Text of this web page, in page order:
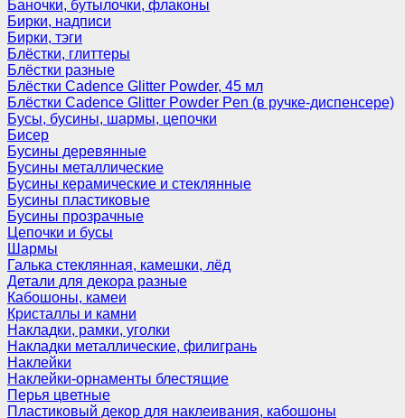
Баночки, бутылочки, флаконы
Бирки, надписи
Бирки, тэги
Блёстки, глиттеры
Блёстки разные
Блёстки Cadence Glitter Powder, 45 мл
Блёстки Cadence Glitter Powder Pen (в ручке-диспенсере)
Бусы, бусины, шармы, цепочки
Бисер
Бусины деревянные
Бусины металлические
Бусины керамические и стеклянные
Бусины пластиковые
Бусины прозрачные
Цепочки и бусы
Шармы
Галька стеклянная, камешки, лёд
Детали для декора разные
Кабошоны, камеи
Кристаллы и камни
Накладки, рамки, уголки
Накладки металлические, филигрань
Наклейки
Наклейки-орнаменты блестящие
Перья цветные
Пластиковый декор для наклеивания, кабошоны